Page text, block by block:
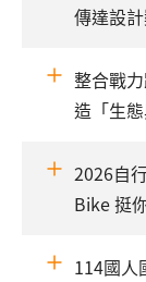
傳達設
整合戰
造「生
2026自
Bike 挺
114國人